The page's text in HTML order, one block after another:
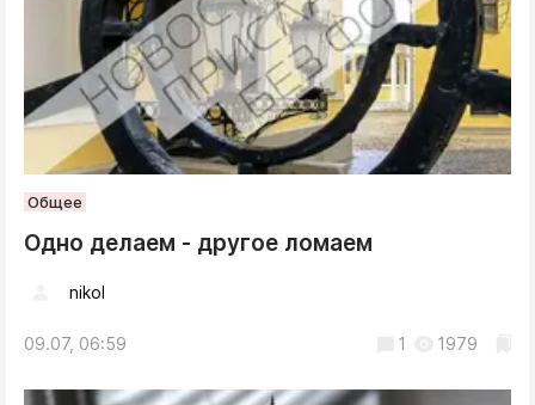
Общее
Одно делаем - другое ломаем
nikol
09.07, 06:59 1 1979